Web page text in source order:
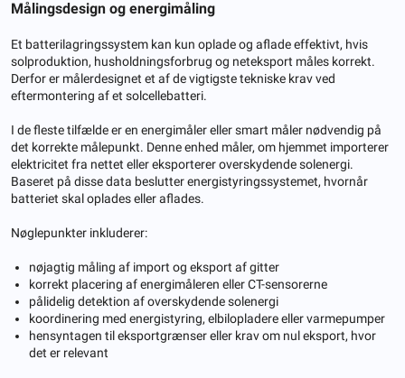
Målingsdesign og energimåling
Et batterilagringssystem kan kun oplade og aflade effektivt, hvis
solproduktion, husholdningsforbrug og neteksport måles korrekt.
Derfor er målerdesignet et af de vigtigste tekniske krav ved
eftermontering af et solcellebatteri.
I de fleste tilfælde er en energimåler eller smart måler nødvendig på
det korrekte målepunkt. Denne enhed måler, om hjemmet importerer
elektricitet fra nettet eller eksporterer overskydende solenergi.
Baseret på disse data beslutter energistyringssystemet, hvornår
batteriet skal oplades eller aflades.
Nøglepunkter inkluderer:
nøjagtig måling af import og eksport af gitter
korrekt placering af energimåleren eller CT-sensorerne
pålidelig detektion af overskydende solenergi
koordinering med energistyring, elbilopladere eller varmepumper
hensyntagen til eksportgrænser eller krav om nul eksport, hvor
det er relevant